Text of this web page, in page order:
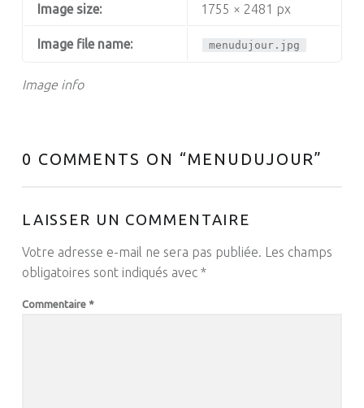
Image info
Image size: 1755 × 2481 px
Image file name: menudujour.jpg
0 COMMENTS ON “MENUDUJOUR”
LAISSER UN COMMENTAIRE
Votre adresse e-mail ne sera pas publiée. Les champs
obligatoires sont indiqués avec *
Commentaire *